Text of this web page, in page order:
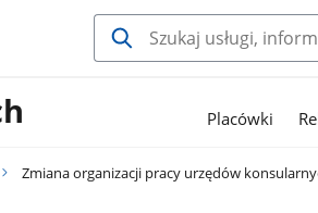
Placówki
Zmiana organizacji pracy urzędów